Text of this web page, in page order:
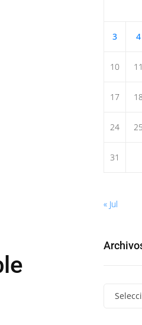
3 4
10 11
17 18
24 25
31
« Jul